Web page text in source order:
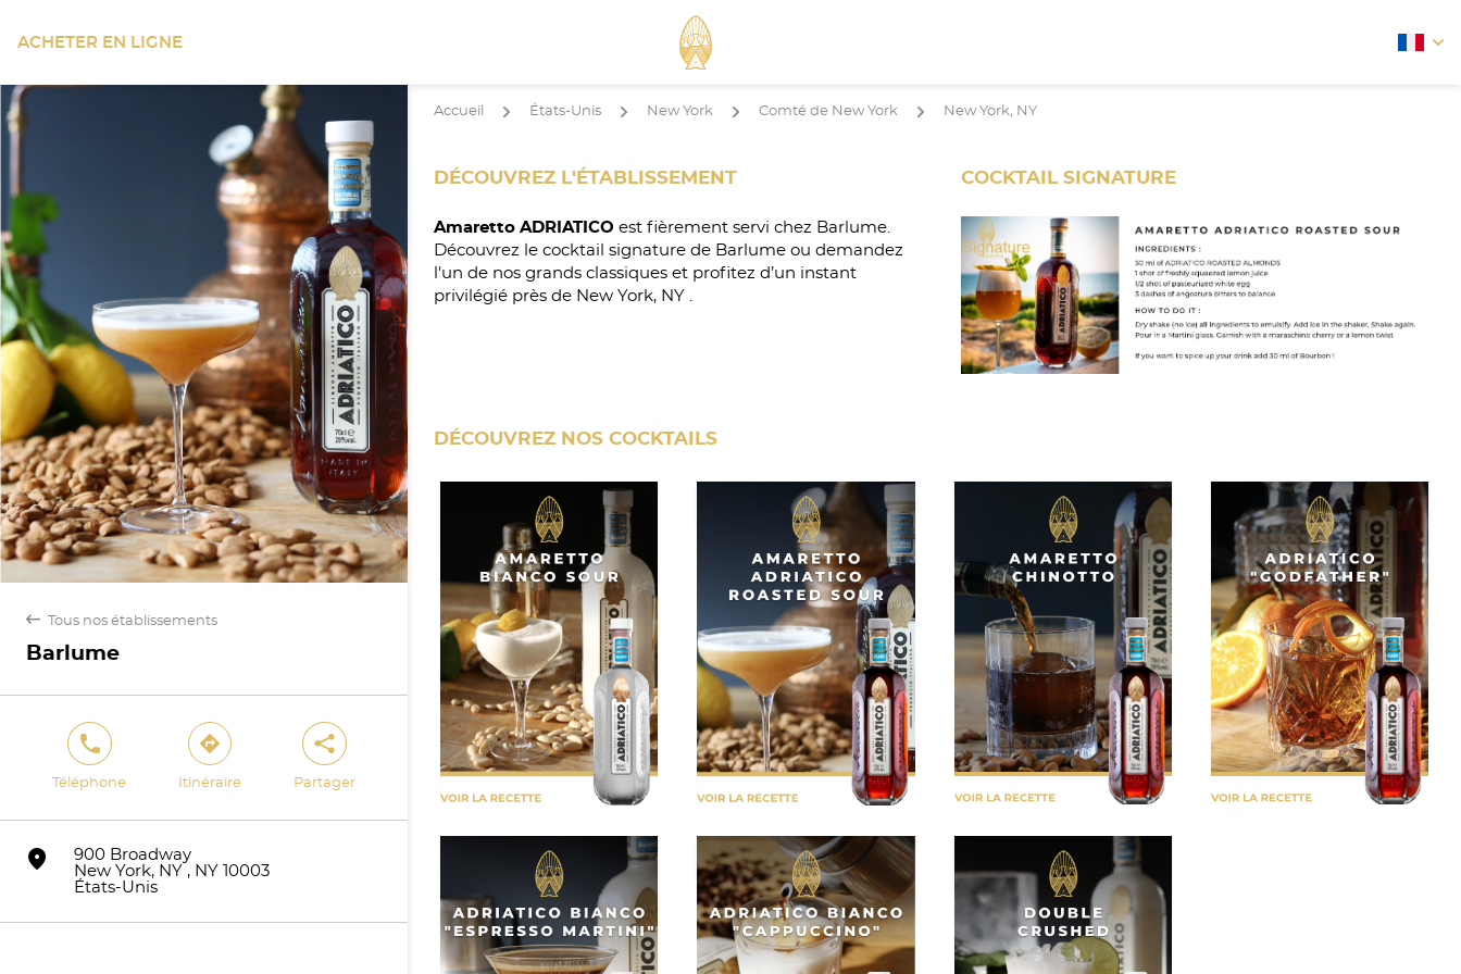
ACHETER EN LIGNE arrow
back Tous nos établissements
Barlume
phone
Téléphone
direction
Itinéraire
share
Partager
marker
900 Broadway
New York, NY , NY 10003
États-Unis
Accueil arrow États-Unis arrow New York arrow Comté de New York arrow New York, NY
DÉCOUVREZ L'ÉTABLISSEMENT
Amaretto ADRIATICO est fièrement servi chez Barlume.
Découvrez le cocktail signature de Barlume ou demandez
l'un de nos grands classiques et profitez d’un instant
privilégié près de New York, NY .
COCKTAIL SIGNATURE
DÉCOUVREZ NOS COCKTAILS